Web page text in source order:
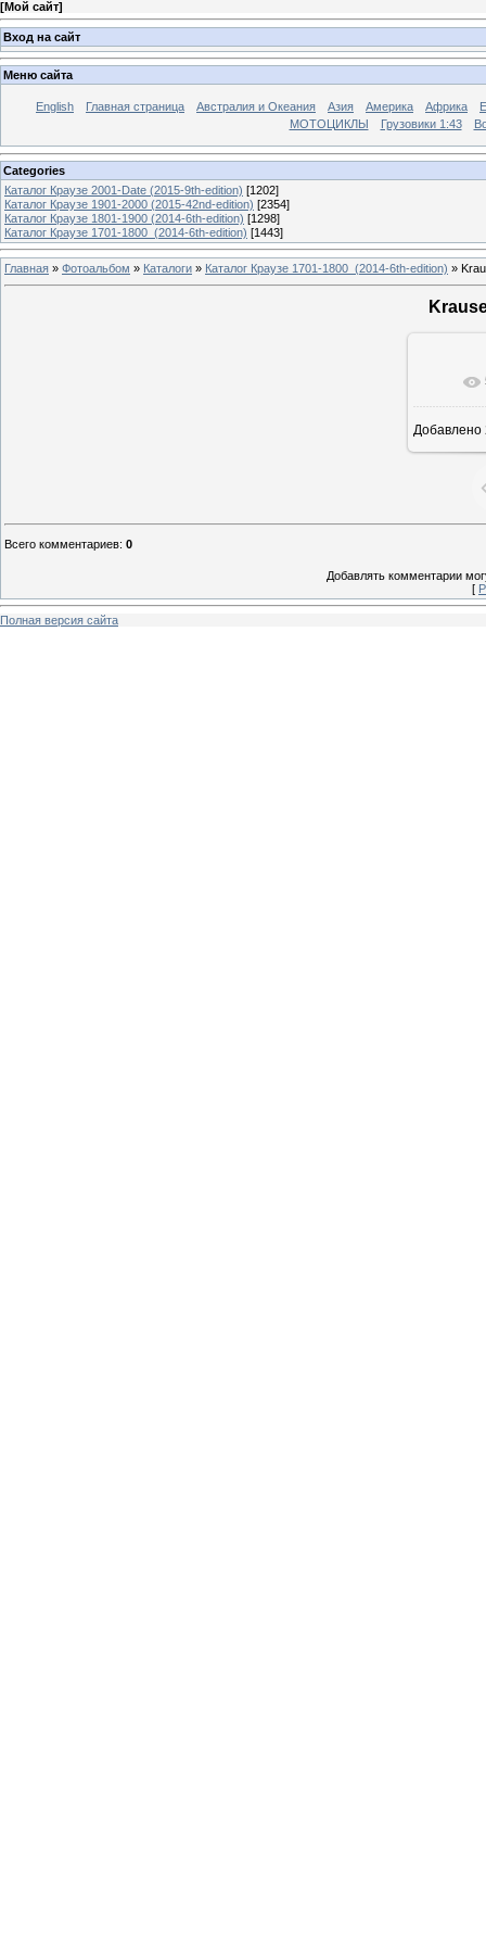
[Мой сайт]
Вход на сайт
Меню сайта
English Главная страница Австралия и Океания Азия Америка Африка
МОТОЦИКЛЫ
Грузовики 1:43
Categories
Каталог Краузе 2001-Date (2015-9th-edition) [1202]
Каталог Краузе 1901-2000 (2015-42nd-edition) [2354]
Каталог Краузе 1801-1900 (2014-6th-edition) [1298]
Каталог Краузе 1701-1800_(2014-6th-edition) [1443]
Главная » Фотоальбом » Каталоги » Каталог Краузе 1701-1800_(2014-6th-edition) »
Добавлено
Всего комментариев: 0
Добавлять комментарии
[
Полная версия сайта